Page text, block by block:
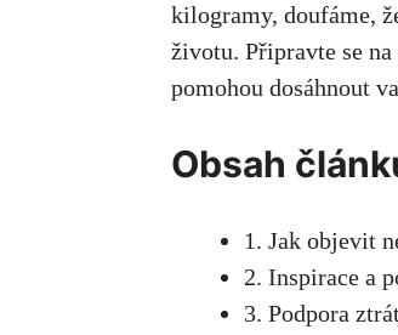
kilogramy, doufáme,
životu. Připravte se
pomohou dosáhnout
Obsah
1. Jak objevit
2. Inspirace ‌a
3. Podpora